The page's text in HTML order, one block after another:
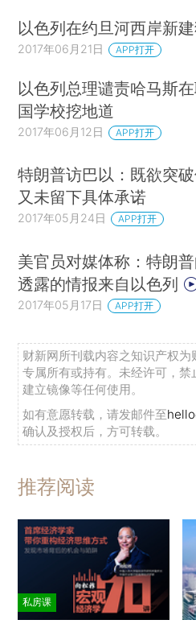
以色列在约旦河西岸新
2017年06月21日 APP打开
以色列总理谴责哈马斯
国学校挖地道
2017年06月12日 APP打开
特朗普访巴以：既欲突
又未留下具体承诺
2017年05月24日 APP打开
美官员对媒体称：特朗
透露的情报来自以色列
2017年05月17日 APP打开
财新网所刊载内容之知识产权
专属所有或持有。未经许可，禁
建立镜像等任何使用。
如有意愿转载，请发邮件至
确认及授权后，方可转载。
推荐阅读
私房课